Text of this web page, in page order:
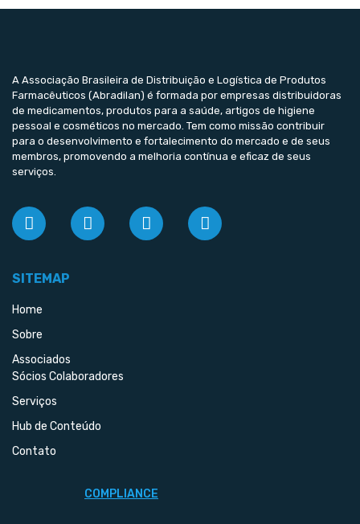
A Associação Brasileira de Distribuição e Logística de Produtos
Farmacêuticos (Abradilan) é formada por empresas distribuidoras
de medicamentos, produtos para a saúde, artigos de higiene
pessoal e cosméticos no mercado. Tem como missão contribuir
para o desenvolvimento e fortalecimento do mercado e de seus
membros, promovendo a melhoria contínua e eficaz de seus
serviços.
SITEMAP
Home
Sobre
Associados
Sócios Colaboradores
Serviços
Hub de Conteúdo
Contato
COMPLIANCE